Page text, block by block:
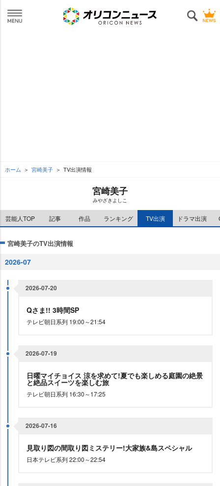
ホーム 宮崎美子 TV出演情報
宮崎美子
みやざきよしこ
芸能人TOP 記事 作品 ランキング TV出演 ドラマ出演
宮崎美子のTV出演情報
2026-07
2026-07-20
Qさま!! 3時間SP
テレビ朝日系列 19:00～21:54
2026-07-19
日曜マイチョイス 涼を求めて!夏でも楽しめる庭園の絶景
と絶品スイーツを楽しむ旅
テレビ朝日系列 16:30～17:25
2026-07-16
見取り図の間取り図ミステリー!大家族&島スペシャル
日本テレビ系列 22:00～22:54